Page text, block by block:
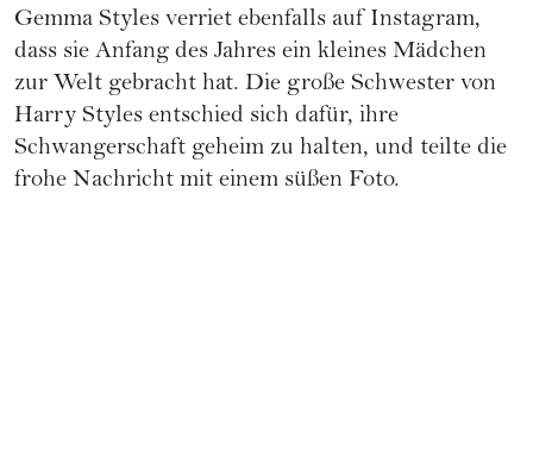
Gemma Styles verriet ebenfalls auf Instagram,
dass sie Anfang des Jahres ein kleines Mädchen
zur Welt gebracht hat. Die große Schwester von
Harry Styles entschied sich dafür, ihre
Schwangerschaft geheim zu halten, und teilte die
frohe Nachricht mit einem süßen Foto.